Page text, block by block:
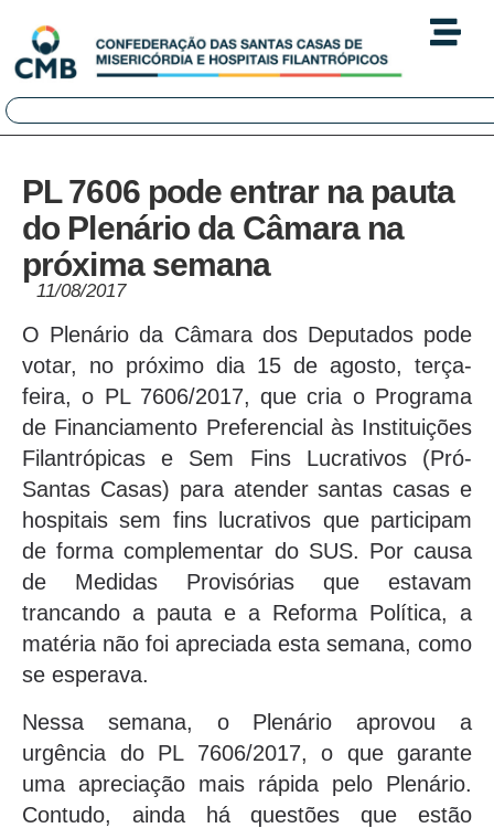
PL 7606 pode entrar na pauta
do Plenário da Câmara na
próxima semana
11/08/2017
O Plenário da Câmara dos Deputados pode
votar, no próximo dia 15 de agosto, terça-
feira, o PL 7606/2017, que cria o Programa
de Financiamento Preferencial às Instituições
Filantrópicas e Sem Fins Lucrativos (Pró-
Santas Casas) para atender santas casas e
hospitais sem fins lucrativos que participam
de forma complementar do SUS. Por causa
de Medidas Provisórias que estavam
trancando a pauta e a Reforma Política, a
matéria não foi apreciada esta semana, como
se esperava.
Nessa semana, o Plenário aprovou a
urgência do PL 7606/2017, o que garante
uma apreciação mais rápida pelo Plenário.
Contudo, ainda há questões que estão